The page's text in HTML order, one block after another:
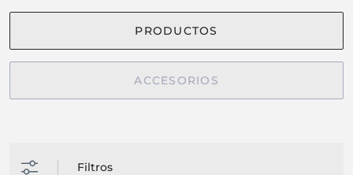
PRODUCTOS
ACCESORIOS
Filtros